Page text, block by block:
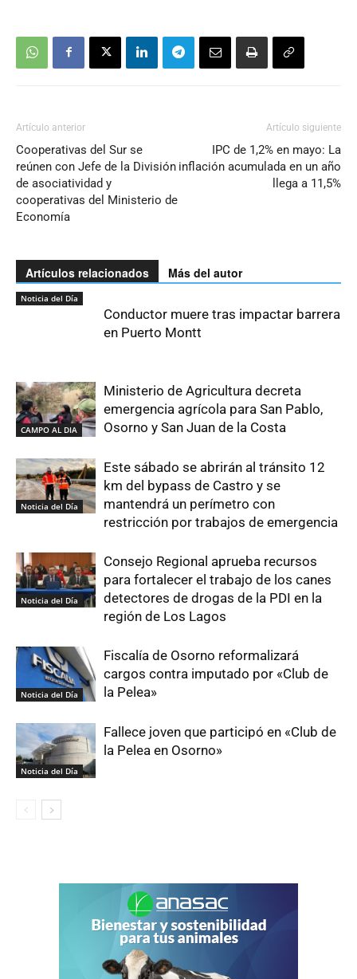
Artículo anterior
Cooperativas del Sur se
reúnen con Jefe de la División
de asociatividad y
cooperativas del Ministerio de
Economía
Artículo siguiente
IPC de 1,2% en mayo: La
inflación acumulada en un año
llega a 11,5%
Artículos relacionados Más del autor
Noticia del Día
Conductor muere tras impactar barrera
en Puerto Montt
CAMPO AL DIA
Ministerio de Agricultura decreta
emergencia agrícola para San Pablo,
Osorno y San Juan de la Costa
Noticia del Día
Este sábado se abrirán al tránsito 12
km del bypass de Castro y se
mantendrá un perímetro con
restricción por trabajos de emergencia
Noticia del Día
Consejo Regional aprueba recursos
para fortalecer el trabajo de los canes
detectores de drogas de la PDI en la
región de Los Lagos
Noticia del Día
Fiscalía de Osorno reformalizará
cargos contra imputado por «Club de
la Pelea»
Noticia del Día
Fallece joven que participó en «Club de
la Pelea en Osorno»